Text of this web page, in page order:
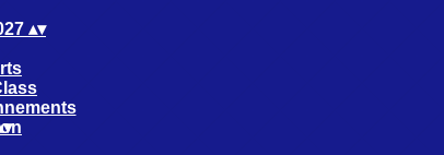
▴▾
▾